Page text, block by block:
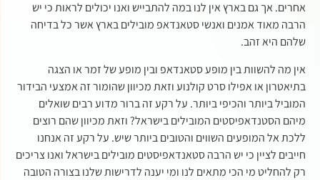
אחרים. אך גם בארץ אין לנו במה להתבייש ואנו יכולים לראות כי יש
הרבה מאוד אמנים ואנשי סטאנדאפ מובילים בארץ אשר כל בדיחה
שלהם היא זהב.
אין מה להשוות בין מופע סטאנדאפ ובין מופע של זמר או הצגה
בתיאטרון או אפילו סרט קולנוע וזאת מכיוון שהומור זה אמצעי הבידור
המוביל ביותר והכיפי ביותר. על רקע זה ברור מדוע רבים שואלים
מיהם הסטנדאפיסטים המובילים בישראל? וזאת מכיוון שהם רוצים
ללכת אל המופעים השווים והטובים ביותר שיש. על רקע זה אנחנו
חייבים לציין כי יש הרבה סטאנדאפיסטים מובילים בישראל ואנו צריכים
רק להחליט מי הכי מתאים לנו ומי יענה לדרישות שלנו בצורה הטובה